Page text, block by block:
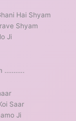
Hai Shyam
Shyam
Ji
………..
Saar
Ji